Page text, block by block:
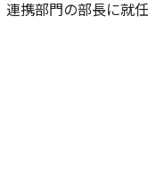
連携部門の部長に就